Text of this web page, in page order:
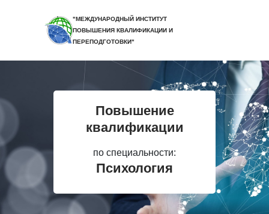
"МЕЖДУНАРОДНЫЙ ИНСТИТУТ
ПОВЫШЕНИЯ КВАЛИФИКАЦИИ И
ПЕРЕПОДГОТОВКИ"
Повышение
квалификации
по специальности:
Психология